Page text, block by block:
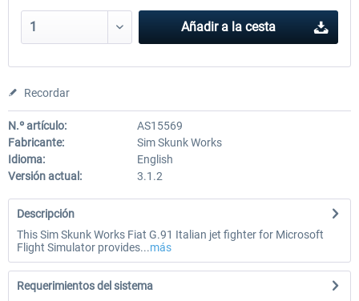
Añadir a la cesta
Recordar
N.º artículo:
AS15569
Fabricante:
Sim Skunk Works
Idioma:
English
Versión actual:
3.1.2
Descripción
This Sim Skunk Works Fiat G.91 Italian jet fighter for Microsoft
Flight Simulator provides...más
Requerimientos del sistema